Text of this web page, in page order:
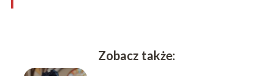
Zobacz także: